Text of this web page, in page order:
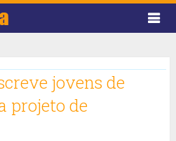
jovens de
projeto de